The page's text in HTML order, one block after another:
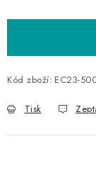
Kód zboží: EC23-
Tisk